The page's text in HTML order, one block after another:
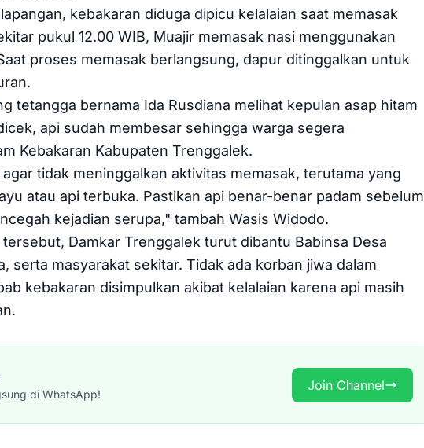
kebakaran diduga dipicu kelalaian saat memasak
pukul 12.00 WIB, Muajir memasak nasi menggunakan
proses memasak berlangsung, dapur ditinggalkan untuk
tetangga bernama Ida Rusdiana melihat kepulan asap hitam
api sudah membesar sehingga warga segera
Kebakaran Kabupaten Trenggalek.
tidak meninggalkan aktivitas memasak, terutama yang
atau api terbuka. Pastikan api benar-benar padam sebelum
kejadian serupa," tambah Wasis Widodo.
Damkar Trenggalek turut dibantu Babinsa Desa
serta masyarakat sekitar. Tidak ada korban jiwa dalam
kebakaran disimpulkan akibat kelalaian karena api masih
di WhatsApp!
Join Channel